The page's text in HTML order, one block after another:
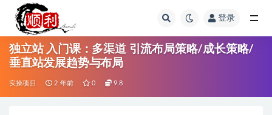
登录
独立站 入门课：多渠道 引流布局策略/成长策略/
垂直站发展趋势与布局
实操项目 2 年前 0 9.8
全部